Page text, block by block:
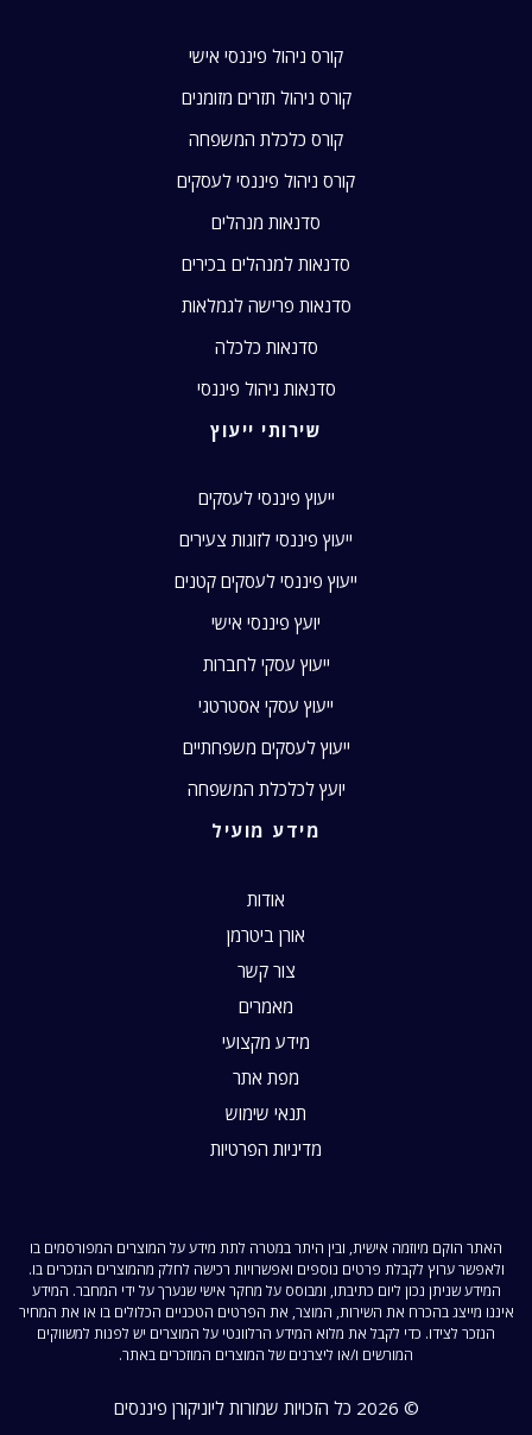
קורס ניהול פיננסי אישי
קורס ניהול תזרים מזומנים
קורס כלכלת המשפחה
קורס ניהול פיננסי לעסקים
סדנאות מנהלים
סדנאות למנהלים בכירים
סדנאות פרישה לגמלאות
סדנאות כלכלה
סדנאות ניהול פיננסי
שירותי ייעוץ
ייעוץ פיננסי לעסקים
ייעוץ פיננסי לזוגות צעירים
ייעוץ פיננסי לעסקים קטנים
יועץ פיננסי אישי
ייעוץ עסקי לחברות
ייעוץ עסקי אסטרטגי
ייעוץ לעסקים משפחתיים
יועץ לכלכלת המשפחה
מידע מועיל
אודות
אורן ביטרמן
צור קשר
מאמרים
מידע מקצועי
מפת אתר
תנאי שימוש
מדיניות הפרטיות
האתר הוקם מיוזמה אישית, ובין היתר במטרה לתת מידע על המוצרים המפורסמים בו
ולאפשר ערוץ לקבלת פרטים נוספים ואפשרויות רכישה לחלק מהמוצרים הנזכרים בו.
המידע שניתן נכון ליום כתיבתו, ומבוסס על מחקר אישי שנערך על ידי המחבר. המידע
איננו מייצג בהכרח את השירות, המוצר, את הפרטים הטכניים הכלולים בו או את המחיר
הנזכר לצידו. כדי לקבל את מלוא המידע הרלוונטי על המוצרים יש לפנות למשווקים
המורשים ו/או ליצרנים של המוצרים המוזכרים באתר.
© 2026 כל הזכויות שמורות ליוניקורן פיננסים